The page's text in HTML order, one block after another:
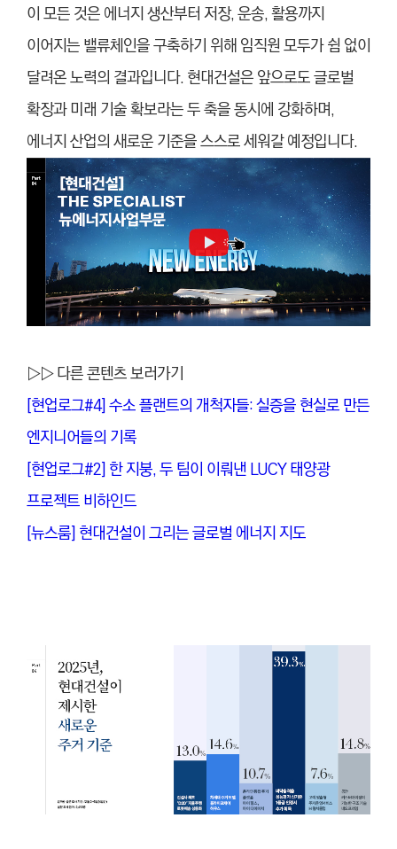
이 모든 것은 에너지 생산부터 저장, 운송, 활용까지
이어지는 밸류체인을 구축하기 위해 임직원 모두가 쉼 없이
달려온 노력의 결과입니다. 현대건설은 앞으로도 글로벌
확장과 미래 기술 확보라는 두 축을 동시에 강화하며,
에너지 산업의 새로운 기준을 스스로 세워갈 예정입니다.
▷▷ 다른 콘텐츠 보러가기
[현업로그#4] 수소 플랜트의 개척자들: 실증을 현실로 만든
엔지니어들의 기록
[현업로그#2] 한 지붕, 두 팀이 이뤄낸 LUCY 태양광
프로젝트 비하인드
[뉴스룸] 현대건설이 그리는 글로벌 에너지 지도